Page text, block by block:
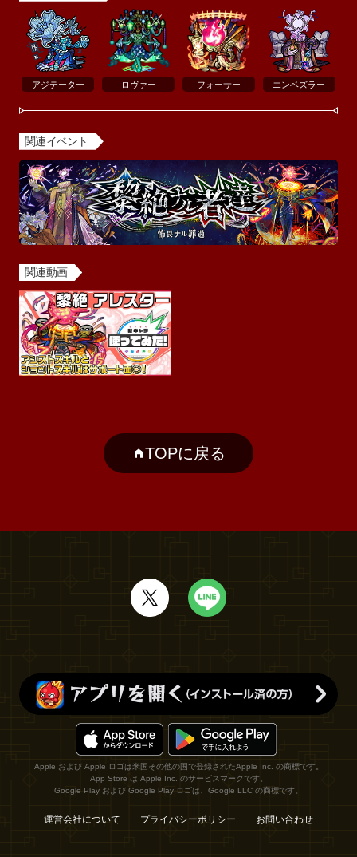
アジテーター ロヴァー フォーサー エンベズラー
関連イベント
関連動画
TOPに戻る
Apple および Apple ロゴは米国その他の国で登録されたApple Inc. の商標です。
App Store は Apple Inc. のサービスマークです。
Google Play および Google Play ロゴは、Google LLC の商標です。
運営会社について プライバシーポリシー お問い合わせ